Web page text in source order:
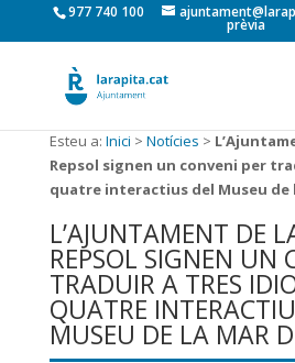
977 740 100
prèvia
Esteu a: Inici > Notícies >
Repsol signen un conveni per
quatre interactius del Museu de
L’AJUNTAMENT DE
REPSOL SIGNEN UN
TRADUIR A TRES
QUATRE
MUSEU DE LA MAR